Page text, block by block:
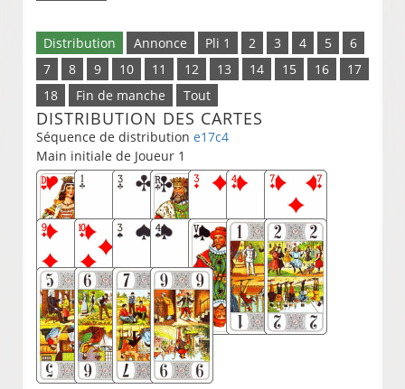
Distribution Annonce Pli 1 2 3 4 5
6
7
8 9 10 11 12 13 14 15 16
17
18
Fin de manche Tout
DISTRIBUTION DES CARTES
Séquence de distribution e17c4
Main initiale de Joueur 1